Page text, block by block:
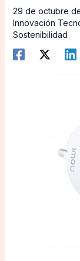
29 de octubre
Innovación
Sostenibilidad